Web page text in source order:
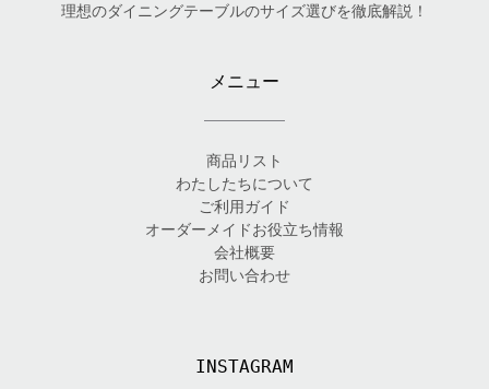
理想のダイニングテーブルのサイズ選びを徹底解説！
メニュー
商品リスト
わたしたちについて
ご利用ガイド
オーダーメイドお役立ち情報
会社概要
お問い合わせ
INSTAGRAM